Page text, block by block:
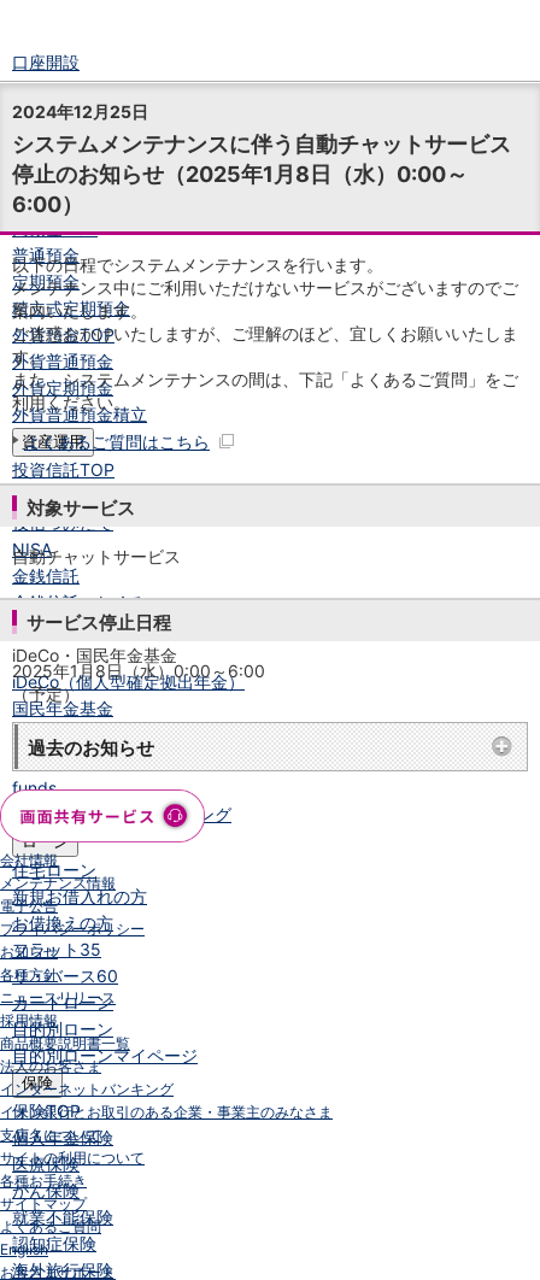
口座開設
ログイン
チャット
メニュー
商品・サービス
預金
円預金TOP
普通預金
定期預金
積立式定期預金
外貨預金TOP
外貨普通預金
外貨定期預金
外貨普通預金積立
資産運用
投資信託TOP
証券口座開設
投信つみたて
NISA
金銭信託
金銭信託のしくみ
取扱商品一覧
iDeCo・国民年金基金
iDeCo（個人型確定拠出年金）
国民年金基金
ロボアドバイザークラウドファンディングTOP
WealthNavi for イオン銀行（ロボアドバイザー）
funds
まいクラウドファンディング
ローン
住宅ローン
新規お借入れの方
お借換えの方
フラット35
リ・バース60
カードローン
目的別ローン
目的別ローンマイページ
保険
保険TOP
個人年金保険
医療保険
がん保険
就業不能保険
認知症保険
海外旅行保険
2024年12月25日
システムメンテナンスに伴う自動チャットサービス
停止のお知らせ（2025年1月8日（水）0:00～
6:00）
以下の日程でシステムメンテナンスを行います。
メンテナンス中にご利用いただけないサービスがございますのでご
案内いたします。
ご迷惑おかけいたしますが、ご理解のほど、宜しくお願いいたしま
す。
また、システムメンテナンスの間は、下記「よくあるご質問」をご
利用ください。
よくあるご質問はこちら
対象サービス
自動チャットサービス
サービス停止日程
2025年1月8日（水）0:00～6:00
（予定）
過去のお知らせ
会社情報
メンテナンス情報
電子公告
プライバシーポリシー
お知らせ
各種方針
ニュースリリース
採用情報
商品概要説明書一覧
法人のお客さま
インターネットバンキング
イオン銀行とお取引のある企業・事業主のみなさま
支店名について
サイトの利用について
各種お手続き
サイトマップ
よくあるご質問
English
お客さまサポート